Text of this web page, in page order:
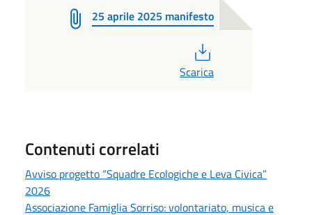
25 aprile 2025 manifesto
Scarica
Contenuti correlati
Avviso progetto “Squadre Ecologiche e Leva Civica”
2026
Associazione Famiglia Sorriso: volontariato, musica e